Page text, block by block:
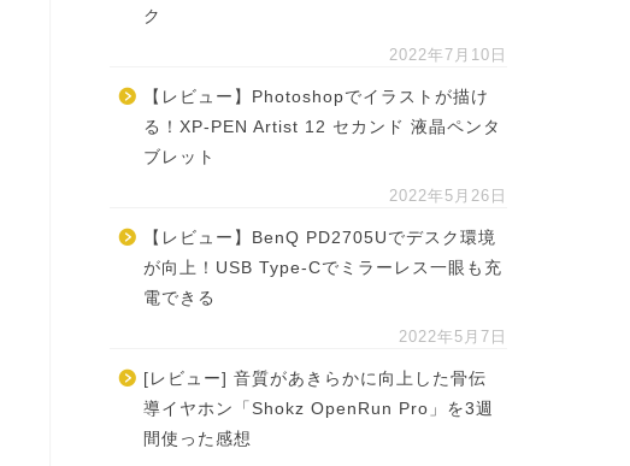
ク
2022年7月10日
【レビュー】Photoshopでイラストが描け
る！XP-PEN Artist 12 セカンド 液晶ペンタ
ブレット
2022年5月26日
【レビュー】BenQ PD2705Uでデスク環境
が向上！USB Type-Cでミラーレス一眼も充
電できる
2022年5月7日
[レビュー] 音質があきらかに向上した骨伝
導イヤホン「Shokz OpenRun Pro」を3週
間使った感想